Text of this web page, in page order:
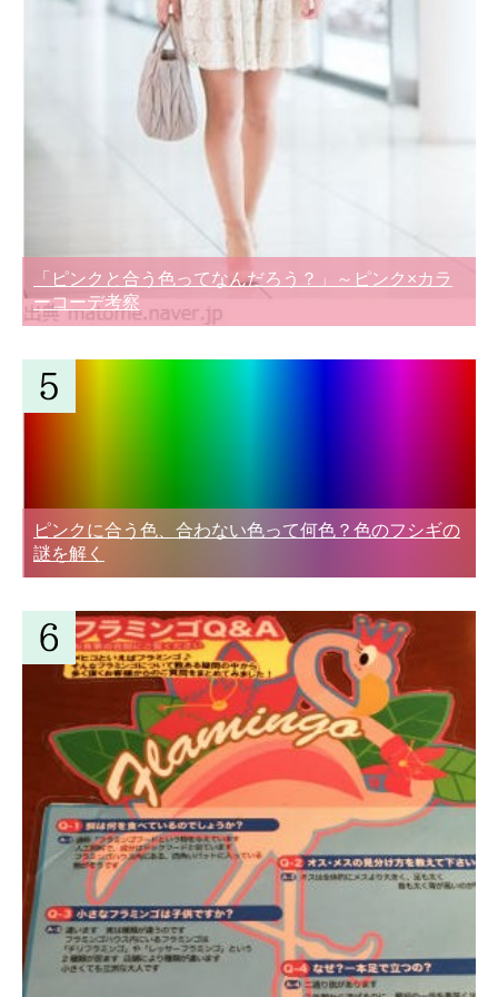
「ピンクと合う色ってなんだろう？」～ピンク×カラ
ーコーデ考察
ピンクに合う色、合わない色って何色？色のフシギの
謎を解く